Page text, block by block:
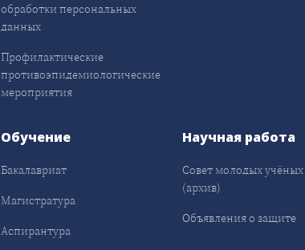
обработки персональных
данных
Профилактические
противоэпидемиологические
мероприятия
Обучение
Бакалавриат
Магистратура
Аспирантура
Научная работа
Совет молодых учёных
(архив)
Объявления о защите